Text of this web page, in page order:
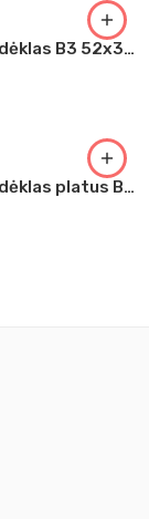
Plastikinis dėklas B3 52x36x30
Plastikinis dėklas platus B3-G 42x32x11